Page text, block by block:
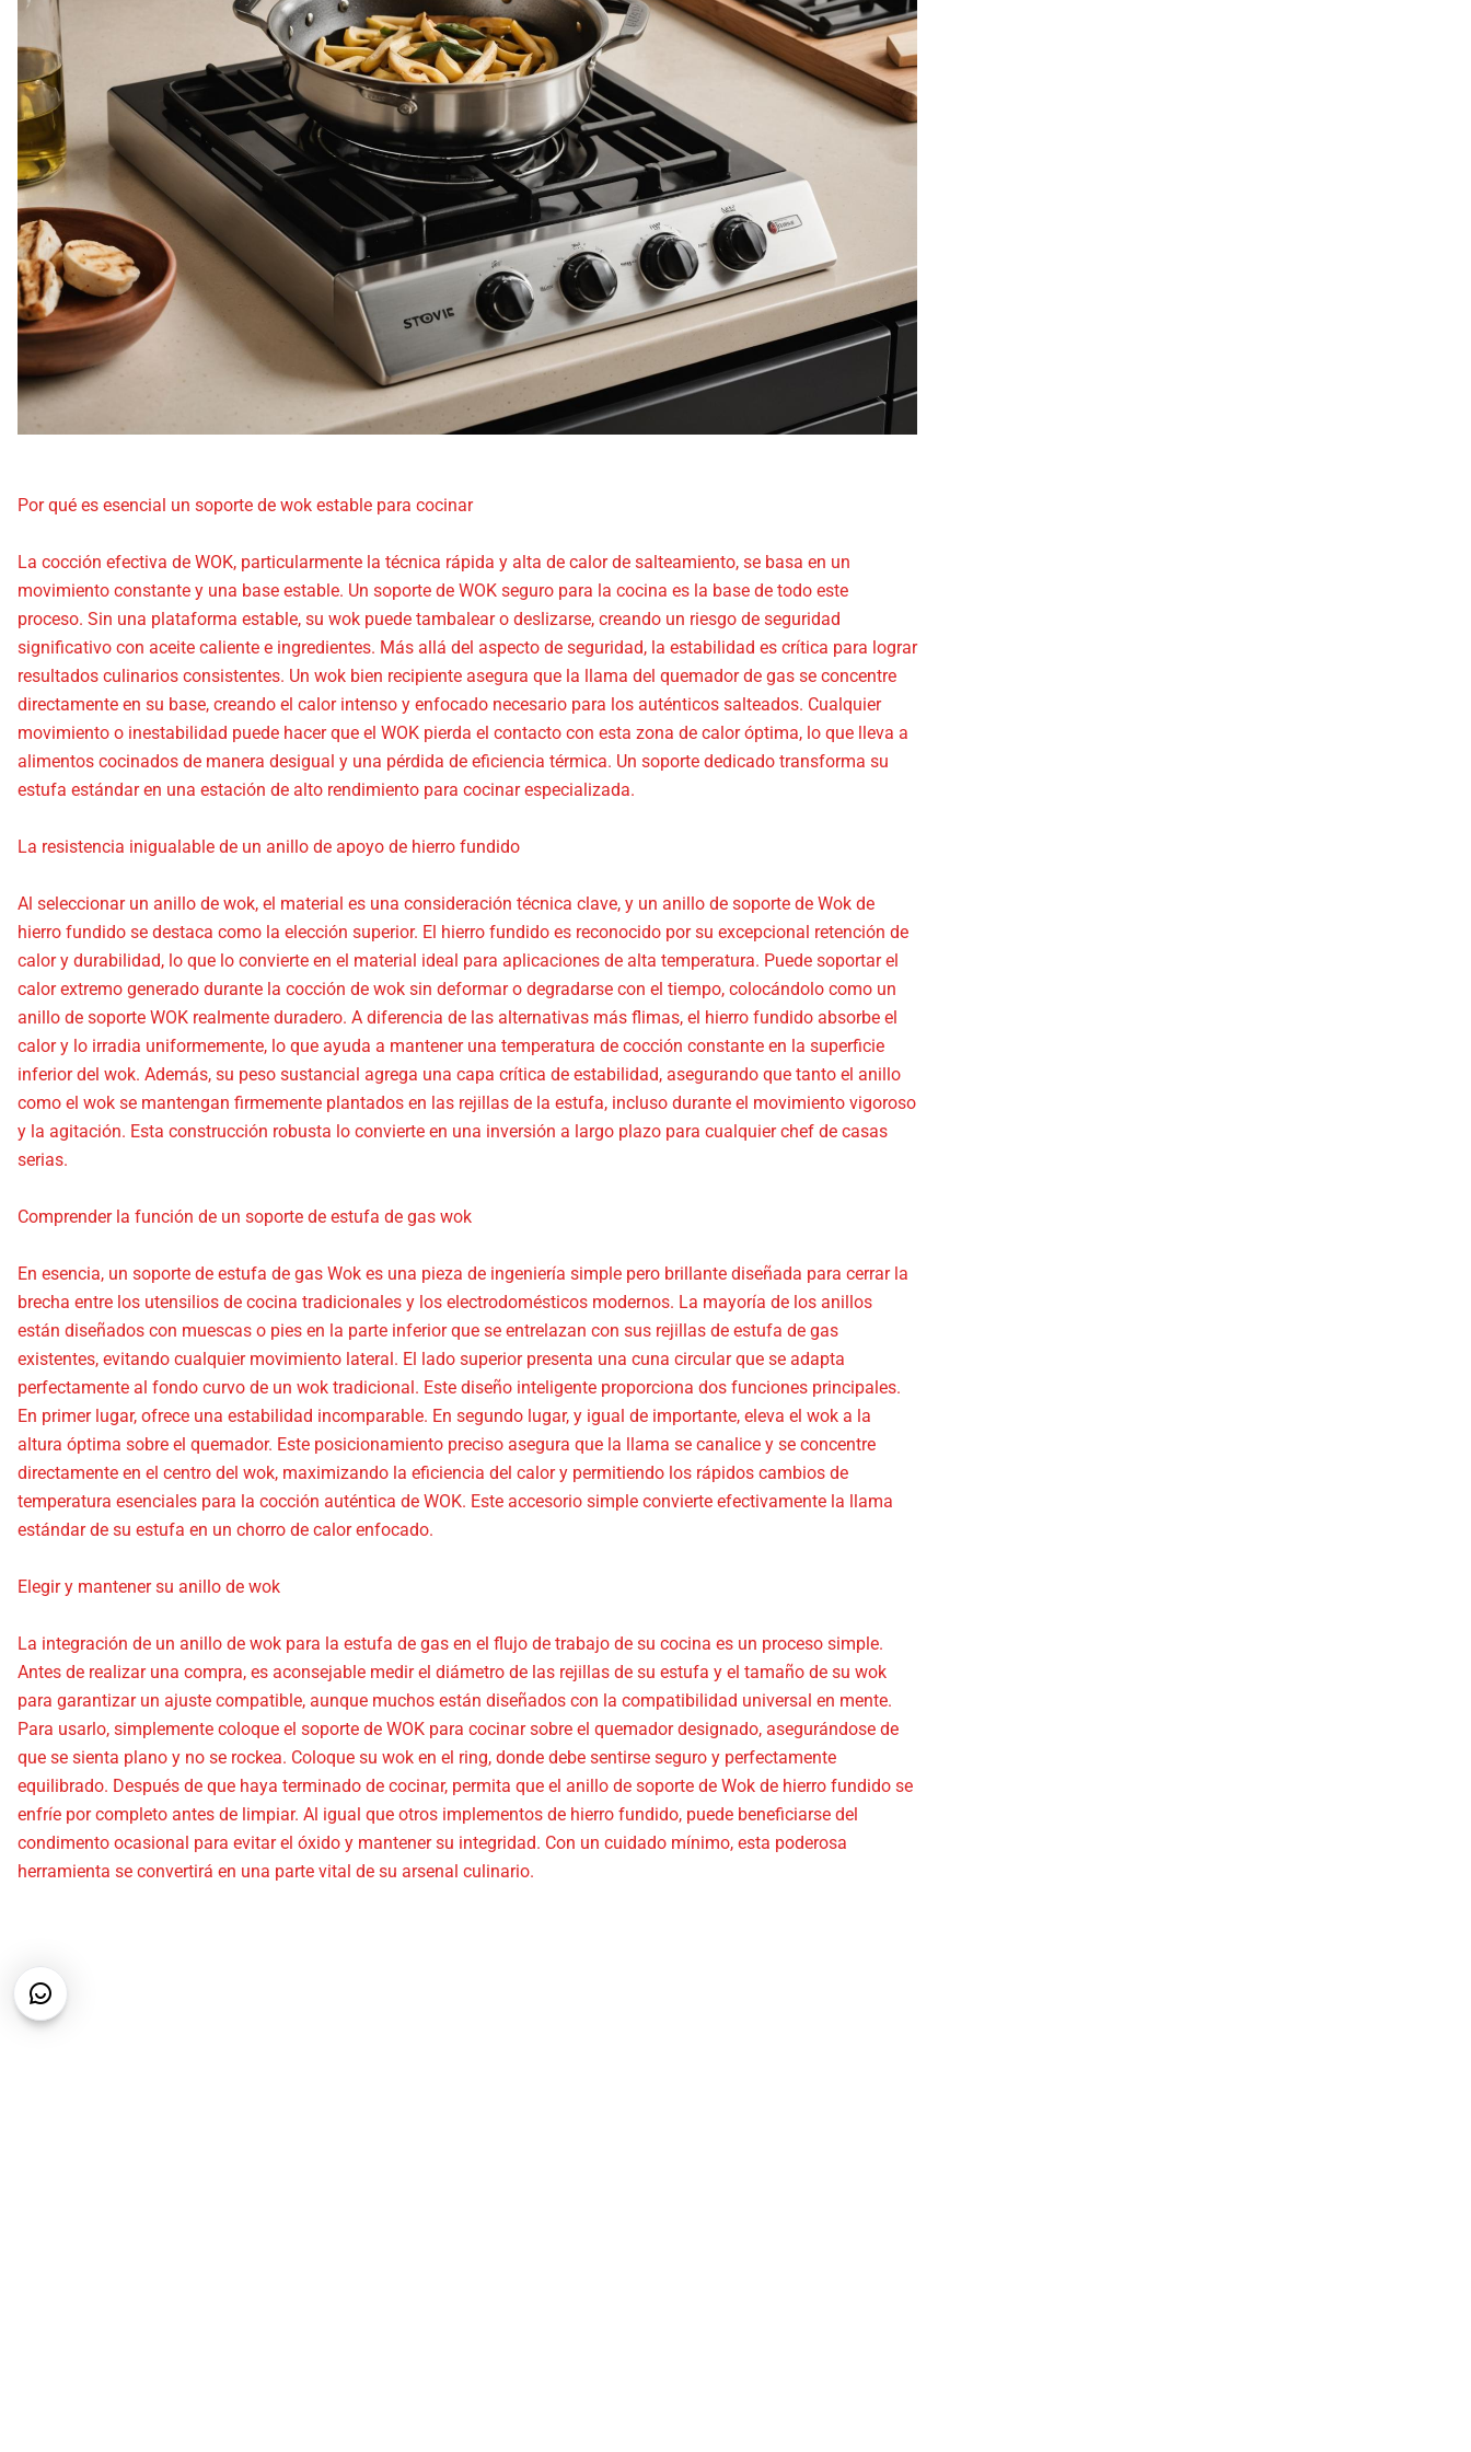
Por qué es esencial un soporte de wok estable para cocinar
La cocción efectiva de WOK, particularmente la técnica rápida y alta de calor de salteamiento, se basa en un
movimiento constante y una base estable. Un soporte de WOK seguro para la cocina es la base de todo este
proceso. Sin una plataforma estable, su wok puede tambalear o deslizarse, creando un riesgo de seguridad
significativo con aceite caliente e ingredientes. Más allá del aspecto de seguridad, la estabilidad es crítica para lograr
resultados culinarios consistentes. Un wok bien recipiente asegura que la llama del quemador de gas se concentre
directamente en su base, creando el calor intenso y enfocado necesario para los auténticos salteados. Cualquier
movimiento o inestabilidad puede hacer que el WOK pierda el contacto con esta zona de calor óptima, lo que lleva a
alimentos cocinados de manera desigual y una pérdida de eficiencia térmica. Un soporte dedicado transforma su
estufa estándar en una estación de alto rendimiento para cocinar especializada.
La resistencia inigualable de un anillo de apoyo de hierro fundido
Al seleccionar un anillo de wok, el material es una consideración técnica clave, y un anillo de soporte de Wok de
hierro fundido se destaca como la elección superior. El hierro fundido es reconocido por su excepcional retención de
calor y durabilidad, lo que lo convierte en el material ideal para aplicaciones de alta temperatura. Puede soportar el
calor extremo generado durante la cocción de wok sin deformar o degradarse con el tiempo, colocándolo como un
anillo de soporte WOK realmente duradero. A diferencia de las alternativas más flimas, el hierro fundido absorbe el
calor y lo irradia uniformemente, lo que ayuda a mantener una temperatura de cocción constante en la superficie
inferior del wok. Además, su peso sustancial agrega una capa crítica de estabilidad, asegurando que tanto el anillo
como el wok se mantengan firmemente plantados en las rejillas de la estufa, incluso durante el movimiento vigoroso
y la agitación. Esta construcción robusta lo convierte en una inversión a largo plazo para cualquier chef de casas
serias.
Comprender la función de un soporte de estufa de gas wok
En esencia, un soporte de estufa de gas Wok es una pieza de ingeniería simple pero brillante diseñada para cerrar la
brecha entre los utensilios de cocina tradicionales y los electrodomésticos modernos. La mayoría de los anillos
están diseñados con muescas o pies en la parte inferior que se entrelazan con sus rejillas de estufa de gas
existentes, evitando cualquier movimiento lateral. El lado superior presenta una cuna circular que se adapta
perfectamente al fondo curvo de un wok tradicional. Este diseño inteligente proporciona dos funciones principales.
En primer lugar, ofrece una estabilidad incomparable. En segundo lugar, y igual de importante, eleva el wok a la
altura óptima sobre el quemador. Este posicionamiento preciso asegura que la llama se canalice y se concentre
directamente en el centro del wok, maximizando la eficiencia del calor y permitiendo los rápidos cambios de
temperatura esenciales para la cocción auténtica de WOK. Este accesorio simple convierte efectivamente la llama
estándar de su estufa en un chorro de calor enfocado.
Elegir y mantener su anillo de wok
La integración de un anillo de wok para la estufa de gas en el flujo de trabajo de su cocina es un proceso simple.
Antes de realizar una compra, es aconsejable medir el diámetro de las rejillas de su estufa y el tamaño de su wok
para garantizar un ajuste compatible, aunque muchos están diseñados con la compatibilidad universal en mente.
Para usarlo, simplemente coloque el soporte de WOK para cocinar sobre el quemador designado, asegurándose de
que se sienta plano y no se rockea. Coloque su wok en el ring, donde debe sentirse seguro y perfectamente
equilibrado. Después de que haya terminado de cocinar, permita que el anillo de soporte de Wok de hierro fundido se
enfríe por completo antes de limpiar. Al igual que otros implementos de hierro fundido, puede beneficiarse del
condimento ocasional para evitar el óxido y mantener su integridad. Con un cuidado mínimo, esta poderosa
herramienta se convertirá en una parte vital de su arsenal culinario.